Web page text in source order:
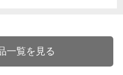
一覧を見る